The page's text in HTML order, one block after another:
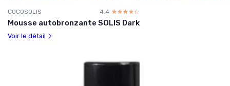
COCOSOLIS 4.4 ☆☆☆☆☆
★★★★★
Mousse autobronzante SOLIS Dark
Voir le détail